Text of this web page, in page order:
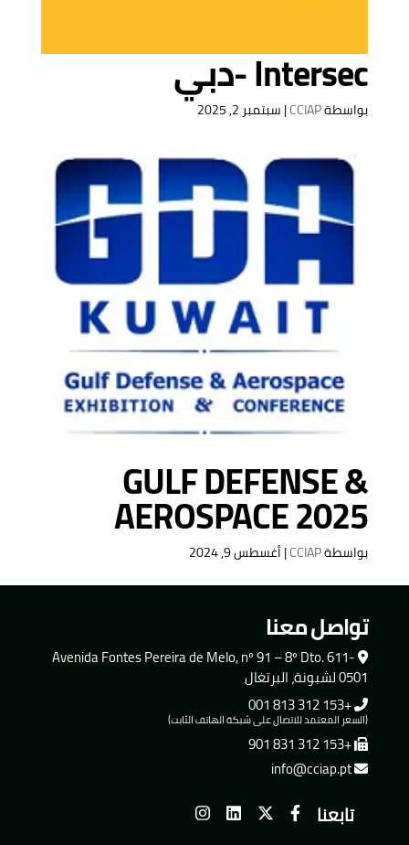
Intersec -دبي
بواسطةCCIAP
|سبتمبر 2, 2025
GULF DEFENSE &
AEROSPACE 2025
بواسطةCCIAP
|أغسطس 9, 2024
تواصل معنا
Avenida Fontes Pereira de Melo, nº 91 – 8º Dto. 611-
0501 لشبونة، البرتغال
+153 312 813 001
(السعر المعتمد للاتصال على شبكة الهاتف الثابت)
+153 312 831 901
info@cciap.pt
تابعنا